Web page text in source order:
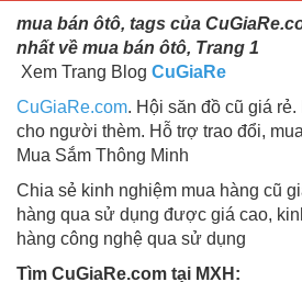
mua bán ôtô, tags của
nhất về mua bán ôtô, Trang 1
Xem Trang Blog CuGiaRe
CuGiaRe.com. Hội săn đồ cũ giá
cho người thèm. Hỗ trợ trao đổi,
Mua Sắm Thông Minh
Chia sẻ kinh nghiệm mua hàng cũ
hàng qua sử dụng được giá cao,
hàng công nghệ qua sử dụng
Tìm CuGiaRe.com tại MXH: